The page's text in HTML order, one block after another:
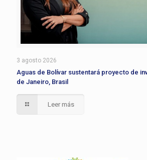
3 agosto 2026
Aguas de Bolívar sustentará proyecto de
de Janeiro, Brasil
Leer más